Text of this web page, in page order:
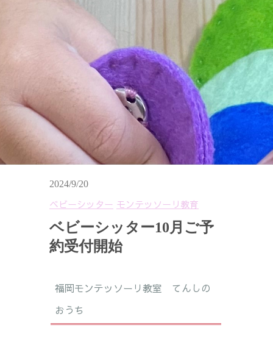
2024/9/20
ベビーシッター モンテッソーリ教育
ベビーシッター10月ご予
約受付開始
福岡モンテッソーリ教室 てんしの
おうち